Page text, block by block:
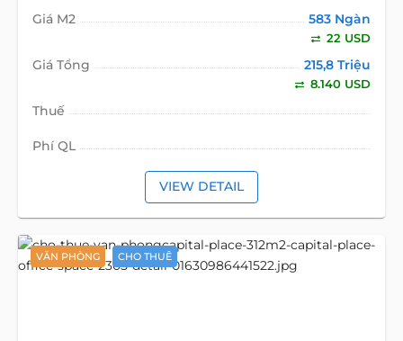
Giá M2
583 Ngàn
22 USD
Giá Tổng 215,8 Triệu
8.140 USD
Thuế
Phí QL
VIEW DETAIL
VĂN PHÒNG CHO THUÊ